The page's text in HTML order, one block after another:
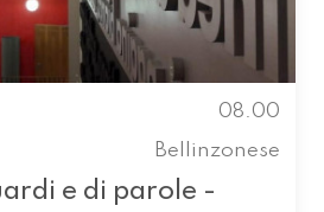
08.00
Bellinzonese
e di parole -